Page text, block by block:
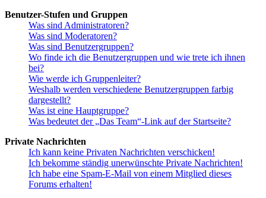
Benutzer-Stufen und Gruppen
Was sind Administratoren?
Was sind Moderatoren?
Was sind Benutzergruppen?
Wo finde ich die Benutzergruppen und wie trete ich ihnen
bei?
Wie werde ich Gruppenleiter?
Weshalb werden verschiedene Benutzergruppen farbig
dargestellt?
Was ist eine Hauptgruppe?
Was bedeutet der „Das Team“-Link auf der Startseite?
Private Nachrichten
Ich kann keine Privaten Nachrichten verschicken!
Ich bekomme ständig unerwünschte Private Nachrichten!
Ich habe eine Spam-E-Mail von einem Mitglied dieses
Forums erhalten!